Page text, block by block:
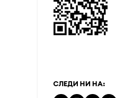
СЛЕДИ НИ НА: